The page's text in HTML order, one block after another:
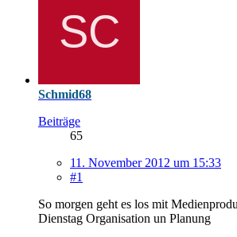
Schmid68
Beiträge
65
11. November 2012 um 15:33
#1
So morgen geht es los mit
Dienstag Organisation un Planung